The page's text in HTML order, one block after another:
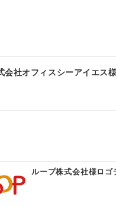
会社オフィスシーアイエ
ループ株式会社様ロゴ